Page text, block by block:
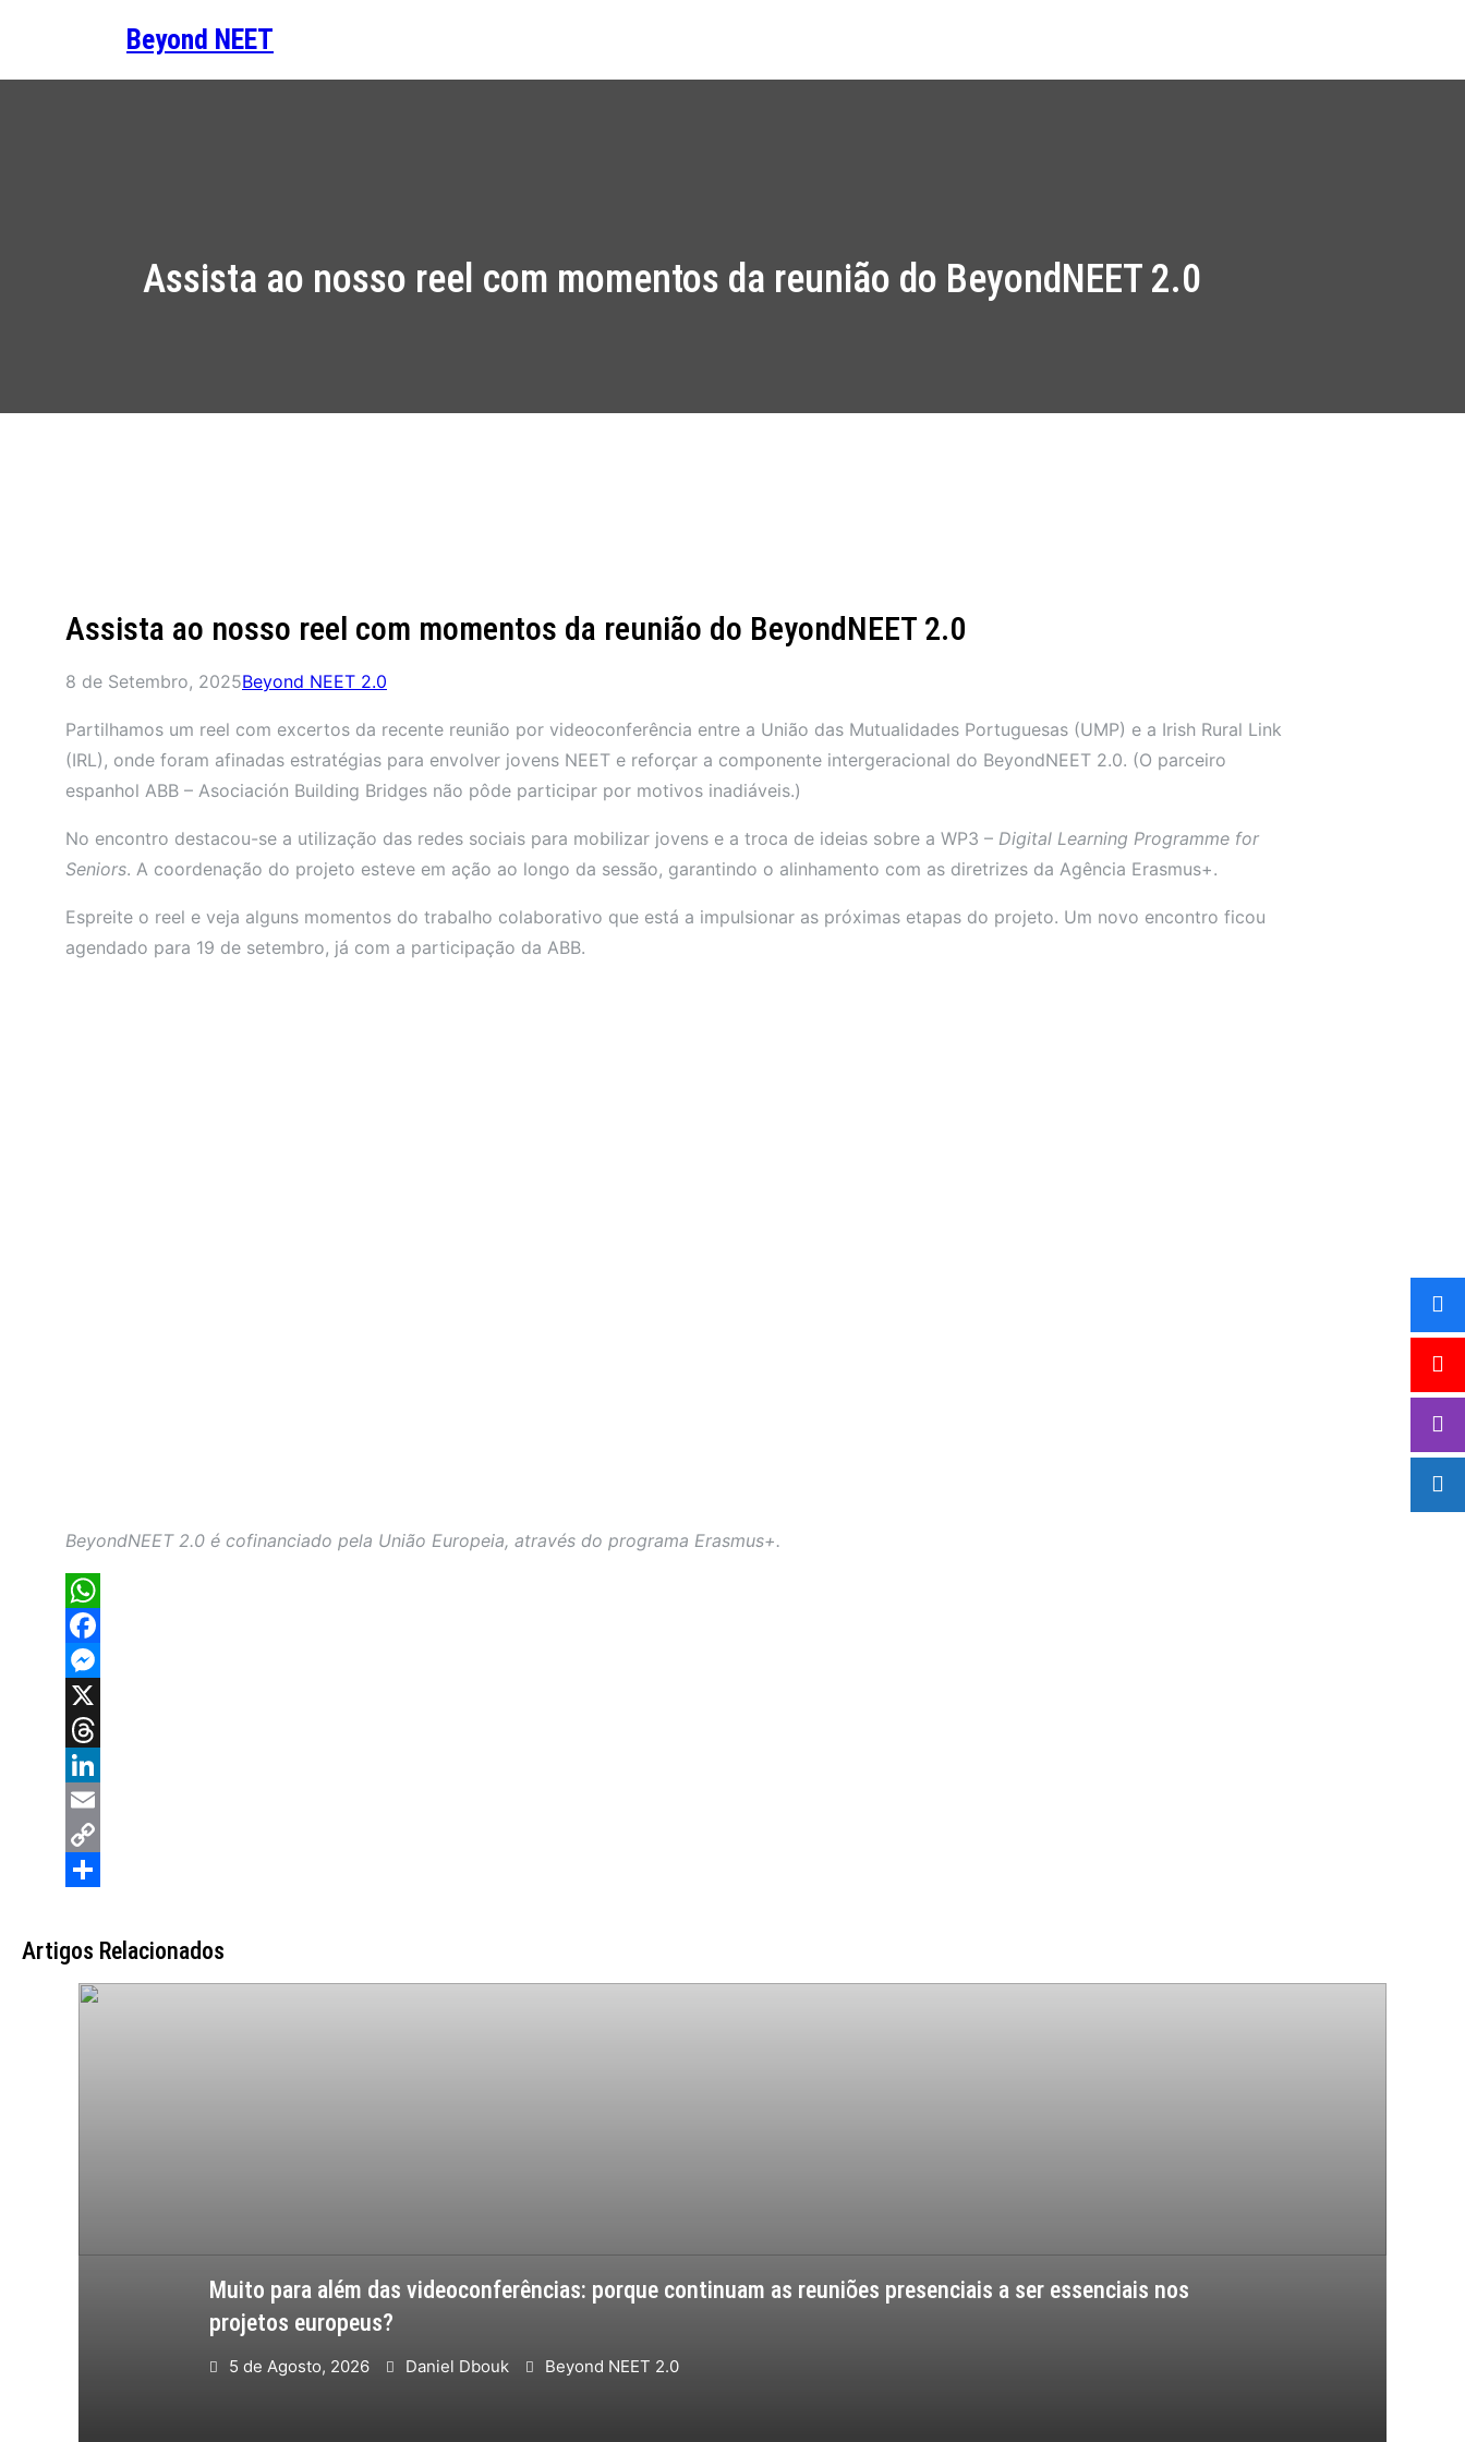
o
Beyond NEET
Assista ao nosso reel com momentos da reunião do BeyondNEET 2.0
Assista ao nosso reel com momentos da reunião do BeyondNEET 2.0
8 de Setembro, 2025Beyond NEET 2.0
Partilhamos um reel com excertos da recente reunião por videoconferência entre a União das Mutualidades Portuguesas (UMP) e a Irish Rural Link
(IRL), onde foram afinadas estratégias para envolver jovens NEET e reforçar a componente intergeracional do BeyondNEET 2.0. (O parceiro
espanhol ABB – Asociación Building Bridges não pôde participar por motivos inadiáveis.)
No encontro destacou-se a utilização das redes sociais para mobilizar jovens e a troca de ideias sobre a WP3 – Digital Learning Programme for
Seniors. A coordenação do projeto esteve em ação ao longo da sessão, garantindo o alinhamento com as diretrizes da Agência Erasmus+.
Espreite o reel e veja alguns momentos do trabalho colaborativo que está a impulsionar as próximas etapas do projeto. Um novo encontro ficou
agendado para 19 de setembro, já com a participação da ABB.
BeyondNEET 2.0 é cofinanciado pela União Europeia, através do programa Erasmus+.
WhatsApp
Facebook
Messenger
X
Threads
LinkedIn
Email
Copy
Artigos Relacionados
Muito para além das videoconferências: porque continuam as reuniões presenciais a ser essenciais nos
projetos europeus?
5 de Agosto, 2026 Daniel Dbouk Beyond NEET 2.0